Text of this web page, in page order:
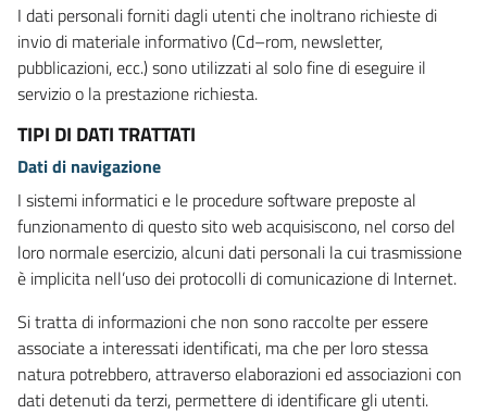
I dati personali forniti dagli utenti che inoltrano richieste di
invio di materiale informativo (Cd–rom, newsletter,
pubblicazioni, ecc.) sono utilizzati al solo fine di eseguire il
servizio o la prestazione richiesta.
TIPI DI DATI TRATTATI
Dati di navigazione
I sistemi informatici e le procedure software preposte al
funzionamento di questo sito web acquisiscono, nel corso del
loro normale esercizio, alcuni dati personali la cui trasmissione
è implicita nell’uso dei protocolli di comunicazione di Internet.
Si tratta di informazioni che non sono raccolte per essere
associate a interessati identificati, ma che per loro stessa
natura potrebbero, attraverso elaborazioni ed associazioni con
dati detenuti da terzi, permettere di identificare gli utenti.